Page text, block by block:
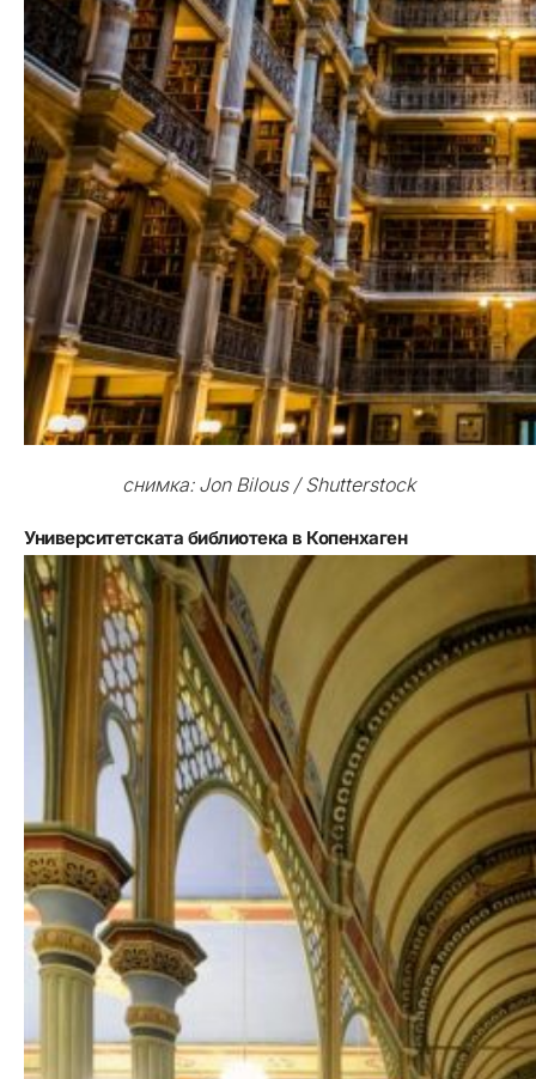
снимка: Jon Bilous / Shutterstock
Университетската библиотека в Копенхаген